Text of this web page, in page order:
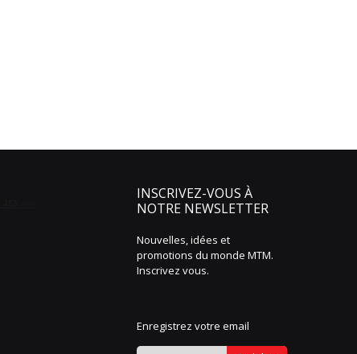
INSCRIVEZ-VOUS À
NOTRE NEWSLETTER
Nouvelles, idées et
promotions du monde MTM.
Inscrivez vous.
Enregistrez votre email